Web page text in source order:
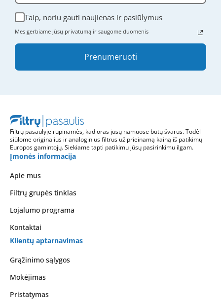
Taip, noriu gauti naujienas ir pasiūlymus
Mes gerbiame jūsų privatumą ir saugome duomenis
Prenumeruoti
Filtrų pasaulyje rūpinamės, kad oras jūsų namuose būtų švarus. Todėl
siūlome originalius ir analoginius filtrus už prieinamą kainą iš patikimų
Europos gamintojų. Siekiame tapti patikimu jūsų pasirinkimu ilgam.
Įmonės informacija
Apie mus
Filtrų grupės tinklas
Lojalumo programa
Kontaktai
Klientų aptarnavimas
Grąžinimo sąlygos
Mokėjimas
Pristatymas